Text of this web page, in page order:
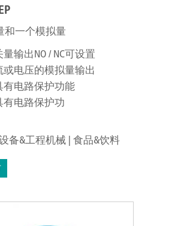
和一个模拟量
输出NO / NC可设置
或电压的模拟量输出
有电路保护功能
有电路保护功
备&工程机械 | 食品&饮料